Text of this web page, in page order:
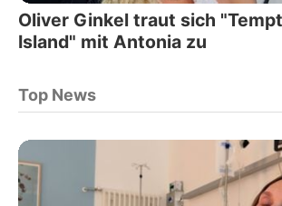
Oliver Ginkel traut sich
Island" mit Antonia zu
Top News